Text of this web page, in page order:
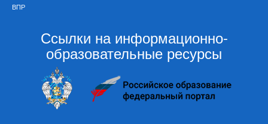
ВПР
Ссылки на информационно-
образовательные ресурсы